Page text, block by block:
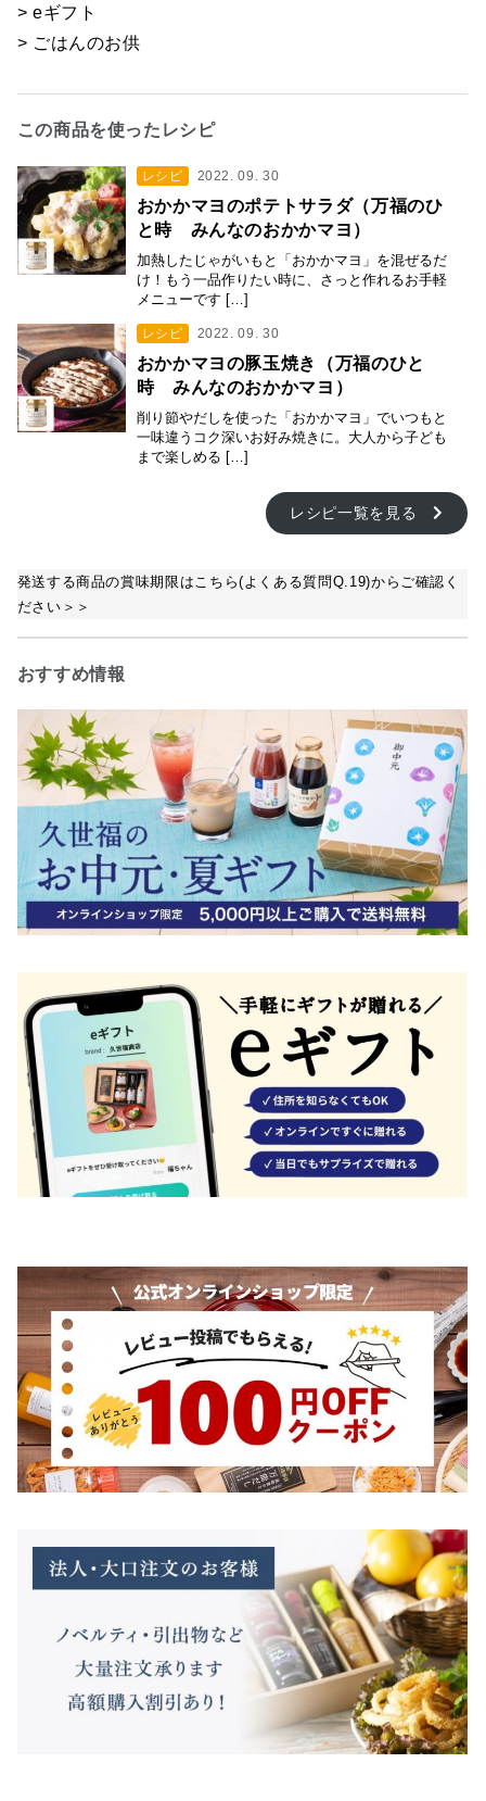
> eギフト
> ごはんのお供
この商品を使ったレシピ
レシピ 2022. 09. 30
おかかマヨのポテトサラダ（万福のひ
と時 みんなのおかかマヨ）
加熱したじゃがいもと「おかかマヨ」を混ぜるだ
け！もう一品作りたい時に、さっと作れるお手軽
メニューです […]
レシピ 2022. 09. 30
おかかマヨの豚玉焼き（万福のひと
時 みんなのおかかマヨ）
削り節やだしを使った「おかかマヨ」でいつもと
一味違うコク深いお好み焼きに。大人から子ども
まで楽しめる […]
レシピ一覧を見る
発送する商品の賞味期限はこちら(よくある質問Q.19)からご確認く
ださい＞＞
おすすめ情報